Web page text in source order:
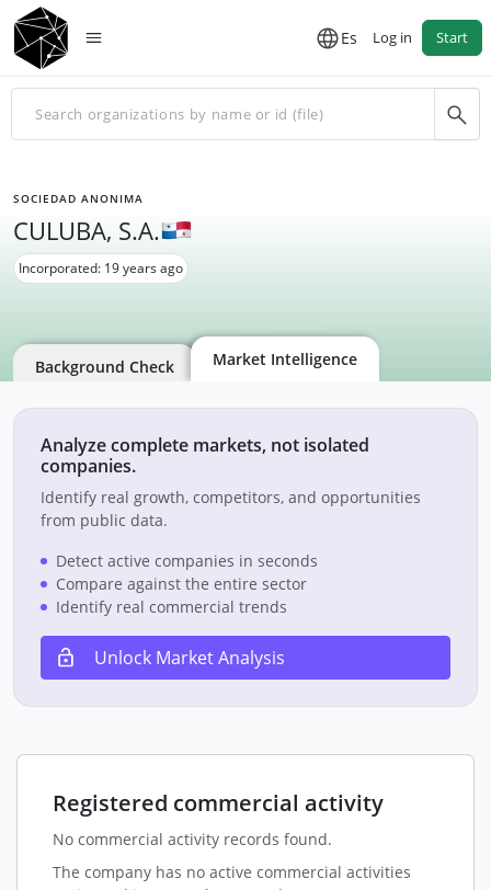
Es Log in Start
SOCIEDAD ANONIMA
CULUBA, S.A.
Incorporated: 19 years ago
Background Check Market Intelligence
Analyze complete markets, not isolated
companies.
Identify real growth, competitors, and opportunities
from public data.
Detect active companies in seconds
Compare against the entire sector
Identify real commercial trends
Unlock Market Analysis
Registered commercial activity
No commercial activity records found.
The company has no active commercial activities